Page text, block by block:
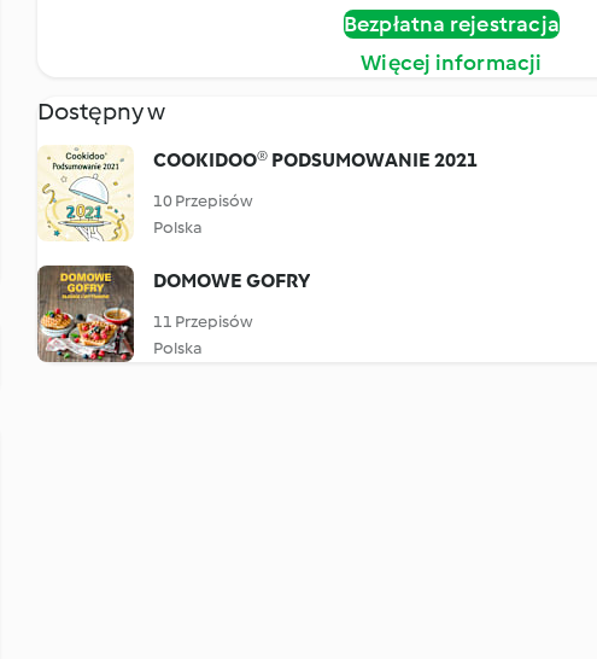
Bezpłatna rejestracja
Więcej informacji
Dostępny w
COOKIDOO® PODSUMOWANIE 2021
10 Przepisów
Polska
DOMOWE GOFRY
11 Przepisów
Polska